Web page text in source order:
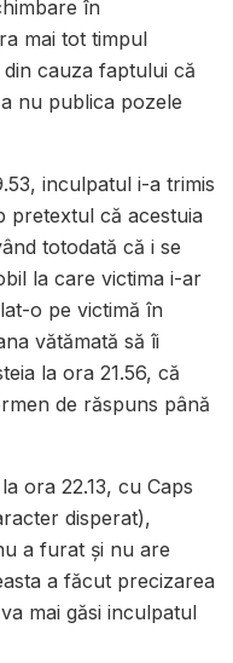
în
mai tot timpul
din cauza faptului că
nu publica pozele
inculpatul i-a trimis
pretextul că acestuia
totodată că i se
la care victima i-ar
o pe victimă în
vătămată să îi
la ora 21.56, că
de răspuns până
ora 22.13, cu Caps
disperat),
a furat și nu are
a făcut precizarea
mai găsi inculpatul